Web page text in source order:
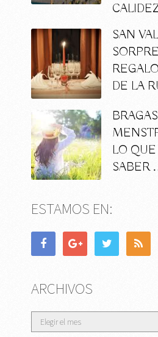
SAN
DE LA
BRAGAS
LO
SABER
ESTAMOS EN:
ARCHIVOS
Archivos